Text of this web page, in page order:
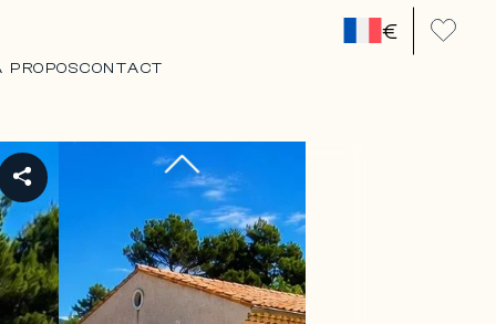
€
PROPOSCONTACT